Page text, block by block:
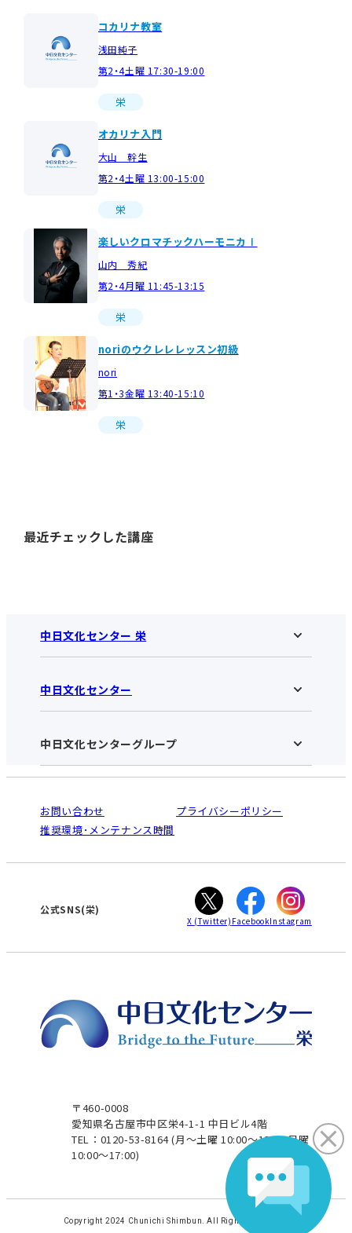
コカリナ教室
浅田純子
第2・4土曜 17:30-19:00
栄
オカリナ入門
大山 幹生
第2・4土曜 13:00-15:00
栄
楽しいクロマチックハーモニカⅠ
山内 秀紀
第2・4月曜 11:45-13:15
栄
noriのウクレレレッスン初級
nori
第1・3金曜 13:40-15:10
栄
最近チェックした講座
中日文化センター 栄
中日文化センター 栄HOME
お知らせ
アクセス･営業時間
お申し込みの流れ
入会と受講のご案内
中日文化センター
中日文化センターHOME
中日文化センターとは
受講規約・会員特典
ご利用ガイド
オンライン講座受講の手順
WEBサイトのよくある質問
中日文化センターグループ
南大高
犬山
高蔵寺
大垣
津
お問い合わせ
プライバシーポリシー
推奨環境･メンテナンス時間
〒460-0008
愛知県名古屋市中区栄4-1-1 中日ビル4階
TEL：0120-53-8164(月～土曜 10:00～19:00 日曜
10:00～17:00)
公式SNS(栄)
X (Twitter) FacebookInstagram
Copyright 2024 Chunichi Shimbun. All Rights Reserved.